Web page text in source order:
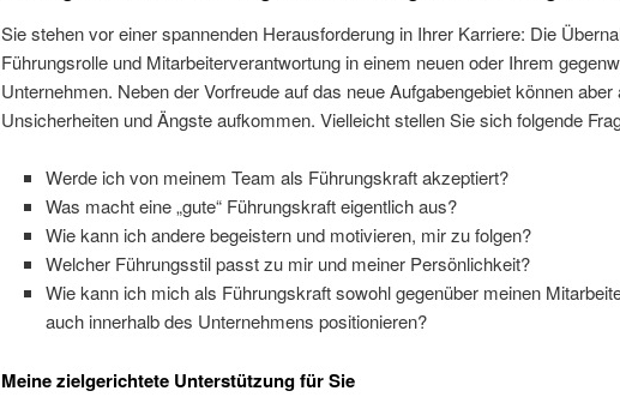
Sie stehen vor einer spannenden Herausforderung in Ihrer Karriere: Die
Führungsrolle und Mitarbeiterverantwortung in einem neuen oder Ihrem
Unternehmen. Neben der Vorfreude auf das neue Aufgabengebiet können aber
Unsicherheiten und Ängste aufkommen. Vielleicht stellen Sie sich folgende
Werde ich von meinem Team als Führungskraft akzeptiert?
Was macht eine „gute“ Führungskraft eigentlich aus?
Wie kann ich andere begeistern und motivieren, mir zu folgen?
Welcher Führungsstil passt zu mir und meiner Persönlichkeit?
Wie kann ich mich als Führungskraft sowohl gegenüber meinen
auch innerhalb des Unternehmens positionieren?
Meine zielgerichtete Unterstützung für Sie